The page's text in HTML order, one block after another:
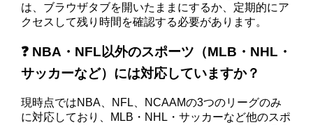
は、ブラウザタブを開いたままにするか、定期的にア
クセスして残り時間を確認する必要があります。
❓ NBA・NFL以外のスポーツ（MLB・NHL・
サッカーなど）には対応していますか？
現時点ではNBA、NFL、NCAAMの3つのリーグのみ
に対応しており、MLB・NHL・サッカーなど他のスポ